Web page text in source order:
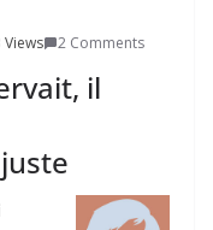
Views 2 Comments
il